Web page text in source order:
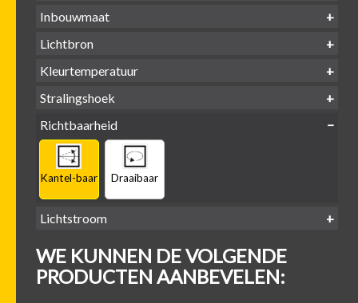
IP65 water-
Inbouwmaat
Ø
Lichtbron
GU10
Kleurtemperatuur
2700K
Stralingshoek
Richtbaarheid
Kantel-baar Draaibaar
Lichtstroom
500 lm
-
600 lm
-
700 lm
-
800 lm
WE KUNNEN DE VOLGENDE
PRODUCTEN AANBEVELEN: